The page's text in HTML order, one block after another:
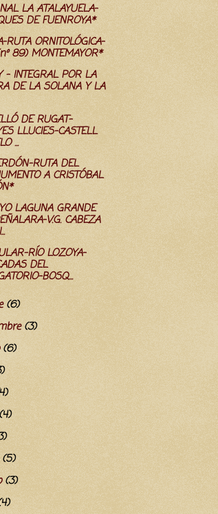
LA ATALAYUELA-
DE FUENROYA*
RUTA ORNITOLÓGICA-
89) MONTEMAYOR*
- INTEGRAL POR LA
DE LA SOLANA Y LA
DE RUGAT-
LLUCIES-CASTELL
...
RUTA DEL
A CRISTÓBAL
LAGUNA GRANDE
V.G. CABEZA
RÍO LOZOYA-
DEL
BOSQ...
(6)
(3)
(6)
(4)
(5)
(3)